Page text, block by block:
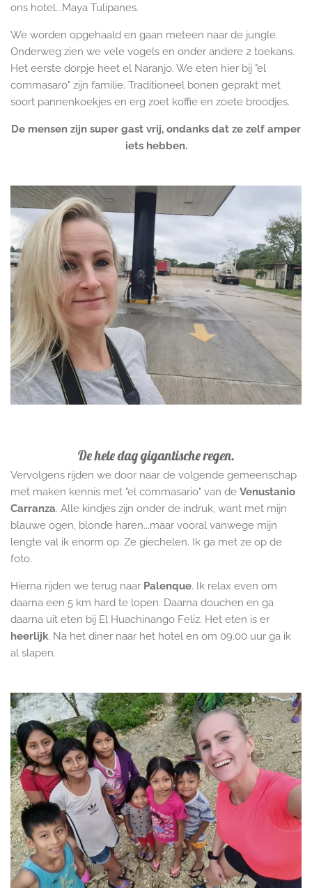
ons hotel...Maya Tulipanes.
We worden opgehaald en gaan meteen naar de jungle.
Onderweg zien we vele vogels en onder andere 2 toekans.
Het eerste dorpje heet el Naranjo. We eten hier bij "el
commasaro" zijn familie. Traditioneel bonen geprakt met
soort pannenkoekjes en erg zoet koffie en zoete broodjes.
De mensen zijn super gast vrij, ondanks dat ze zelf amper
iets hebben.
De hele dag gigantische regen.
Vervolgens rijden we door naar de volgende gemeenschap
met maken kennis met "el commasario" van de Venustanio
Carranza. Alle kindjes zijn onder de indruk, want met mijn
blauwe ogen, blonde haren...maar vooral vanwege mijn
lengte val ik enorm op. Ze giechelen. Ik ga met ze op de
foto.
Hierna rijden we terug naar Palenque. Ik relax even om
daarna een 5 km hard te lopen. Daarna douchen en ga
daarna uit eten bij El Huachinango Feliz. Het eten is er
heerlijk. Na het diner naar het hotel en om 09.00 uur ga ik
al slapen.